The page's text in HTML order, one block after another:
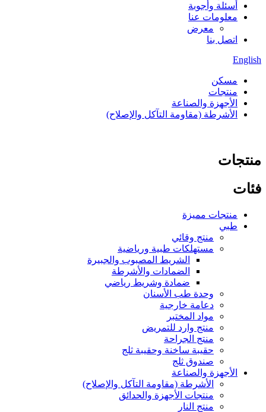
أسئلة وأجوبة
معلومات عنا
معرض
اتصل بنا
English
مسكن
منتجات
الأجهزة والصناعة
الأشرطة (مقاومة التآكل والإصلاح)
منتجات
فئات
منتجات مميزة
طبي
منتج وقائي
مستهلكات طبية ورياضية
الشريط المصبوب والجبيرة
الضمادات والأشرطة
ضمادة وشريط رياضي
وحدة طب الأسنان
دعامة خارجية
مواد المختبر
منتج وارد للتمريض
منتج الجراحة
حقيبة ساخنة وحقيبة ثلج
صندوق ثلج
الأجهزة والصناعة
الأشرطة (مقاومة التآكل والإصلاح)
منتجات الأجهزة والحدائق
منتج النار